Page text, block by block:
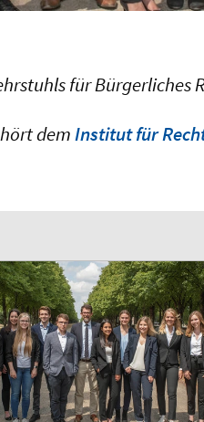
für Bürgerliches
demInstitut für